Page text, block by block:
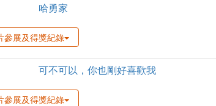
哈勇家
參展及得獎紀錄
可不可以，你也剛好喜歡我
參展及得獎紀錄